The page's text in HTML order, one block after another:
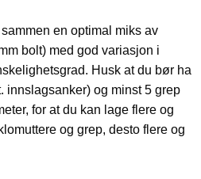
en optimal miks av
bolt) med god variasjon i
Husk at du bør ha
innslagsanker) og minst 5 grep
for at du kan lage flere og
og grep, desto flere og